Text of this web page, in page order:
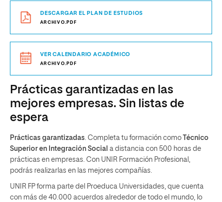
DESCARGAR EL PLAN DE ESTUDIOS
ARCHIVO.PDF
VER CALENDARIO ACADÉMICO
ARCHIVO.PDF
Prácticas garantizadas en las
mejores empresas. Sin listas de
espera
Prácticas garantizadas. Completa tu formación como
Técnico
Superior en Integración Social a distancia con 500 horas de
prácticas en empresas. Con UNIR Formación Profesional,
podrás realizarlas en las mejores compañías.
UNIR FP forma parte del Proeduca Universidades, que cuenta
con más de 40.000 acuerdos alrededor de todo el mundo, lo